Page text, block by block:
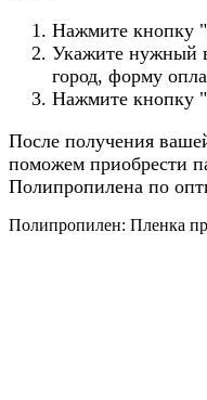
Нажмите кнопку
Укажите нужный
город, форму
Нажмите кнопку
После получения
поможем приобрести
Полипропилена по
Полипропилен: Пленка